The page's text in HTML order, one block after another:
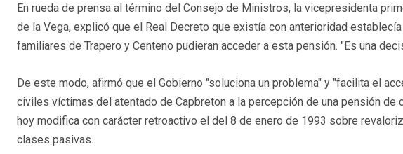
En rueda de prensa al término del Consejo de Ministros, la vicepresidenta
de la Vega, explicó que el Real Decreto que existía con anterioridad
familiares de Trapero y Centeno pudieran acceder a esta pensión. "Es una
De este modo, afirmó que el Gobierno "soluciona un problema" y "facilita el
civiles víctimas del atentado de Capbreton a la percepción de una pensión de
hoy modifica con carácter retroactivo el del 8 de enero de 1993 sobre
clases pasivas.